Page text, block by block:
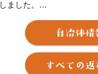
ました。
努力により116億円もの
多くの人が去りました。
までは夕張自体の存続も